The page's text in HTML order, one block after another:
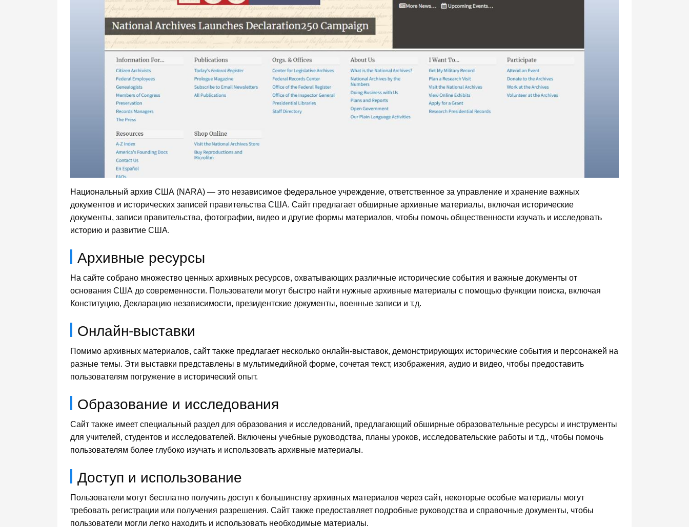
Национальный архив США (NARA) — это независимое федеральное учреждение, ответственное за управление и хранение важных
документов и исторических записей правительства США. Сайт предлагает обширные архивные материалы, включая исторические
документы, записи правительства, фотографии, видео и другие формы материалов, чтобы помочь общественности изучать и исследовать
историю и развитие США.
Архивные ресурсы
На сайте собрано множество ценных архивных ресурсов, охватывающих различные исторические события и важные документы от
основания США до современности. Пользователи могут быстро найти нужные архивные материалы с помощью функции поиска, включая
Конституцию, Декларацию независимости, президентские документы, военные записи и т.д.
Онлайн-выставки
Помимо архивных материалов, сайт также предлагает несколько онлайн-выставок, демонстрирующих исторические события и персонажей на
разные темы. Эти выставки представлены в мультимедийной форме, сочетая текст, изображения, аудио и видео, чтобы предоставить
пользователям погружение в исторический опыт.
Образование и исследования
Сайт также имеет специальный раздел для образования и исследований, предлагающий обширные образовательные ресурсы и инструменты
для учителей, студентов и исследователей. Включены учебные руководства, планы уроков, исследовательские работы и т.д., чтобы помочь
пользователям более глубоко изучать и использовать архивные материалы.
Доступ и использование
Пользователи могут бесплатно получить доступ к большинству архивных материалов через сайт, некоторые особые материалы могут
требовать регистрации или получения разрешения. Сайт также предоставляет подробные руководства и справочные документы, чтобы
пользователи могли легко находить и использовать необходимые материалы.